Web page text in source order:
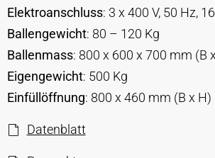
Elektroanschluss: 3 x 400 V, 50 Hz,
Ballengewicht: 80 – 120 Kg
Ballenmass: 800 x 600 x 700 mm (B
Eigengewicht: 500 Kg
Einfüllöffnung: 800 x 460 mm (B x H)
Datenblatt